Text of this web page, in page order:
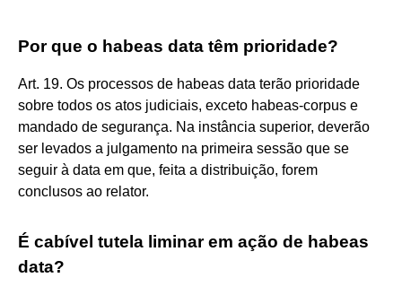
Por que o habeas data têm prioridade?
Art. 19. Os processos de habeas data terão prioridade
sobre todos os atos judiciais, exceto habeas-corpus e
mandado de segurança. Na instância superior, deverão
ser levados a julgamento na primeira sessão que se
seguir à data em que, feita a distribuição, forem
conclusos ao relator.
É cabível tutela liminar em ação de habeas
data?